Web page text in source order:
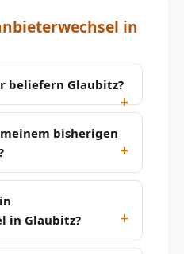
in
beliefern Glaubitz?
bisherigen
in Glaubitz?